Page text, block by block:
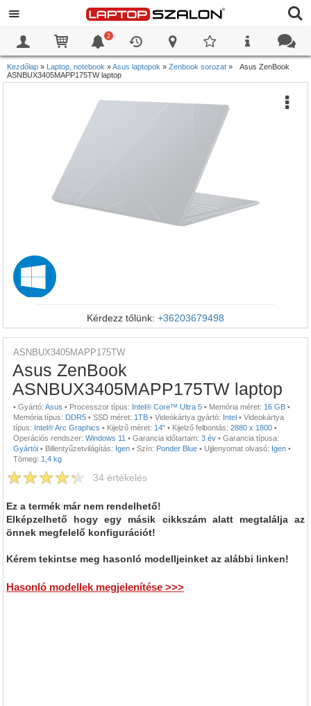
2
Kezdőlap » Laptop, notebook »Asus laptopok » Zenbook sorozat »
Asus ZenBook
ASNBUX3405MAPP175TW laptop
Kérdezz tőlünk: +36203679498
ASNBUX3405MAPP175TW
Asus ZenBook
ASNBUX3405MAPP175TW laptop
• Gyártó: Asus • Processzor típus: Intel® Core™ Ultra 5 • Memória méret: 16 GB •
Memória típus: DDR5 • SSD méret: 1TB • Videókártya gyártó: Intel • Videokártya
típus: Intel® Arc Graphics • Kijelző méret: 14" • Kijelző felbontás: 2880 x 1800 •
Operációs rendszer: Windows 11 • Garancia időtartam: 3 év • Garancia típusa:
Gyártói • Billentyűzetvilágítás: Igen • Szín: Ponder Blue • Ujjlenyomat olvasó: Igen •
Tömeg: 1,4 kg
34 értékelés
Ez a termék már nem rendelhető!
Elképzelhető hogy egy másik cikkszám alatt megtalálja az
önnek megfelelő konfigurációt!
Kérem tekintse meg hasonló modelljeinket az alábbi linken!
Hasonló modellek megjelenítése >>>
0
0